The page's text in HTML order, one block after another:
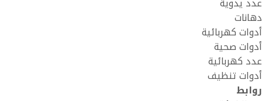
دهانات
أدوات كهربائية
أدوات صحية
عدد كهربائية
أدوات تنظيف
روابط